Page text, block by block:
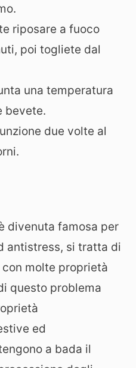
riposare a fuoco
poi togliete dal
una temperatura
bevete.
due volte al
divenuta famosa per
antistress, si tratta di
molte proprietà
questo problema
ed
a bada il